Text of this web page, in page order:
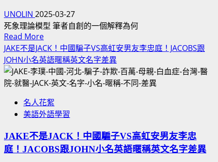
台
北
捷
運
VS
吉
隆
地
鐵
紹
不
台
觀
光
影
片
系
列！
東
南
亞
東
協
國
UNOLIN 2025-03-27
死象理論模型 筆者自創的一個解釋為何
Read MoreRead
more
about
《死
亡
象
理
看
中
JAKE不是JACK！中國騙子VS高虹安男友李忠庭！JACOBS跟
JOHN小名英語暱稱英文名字差異
名人花絮
美語外語學習
JAKE不是JACK！中國騙子VS高虹安男友李忠
庭！JACOBS跟JOHN小名英語暱稱英文名字差異